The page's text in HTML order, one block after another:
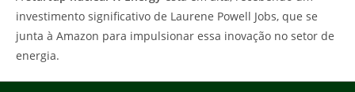
post:
investimento significativo de Laurene Powell Jobs, que se
junta à Amazon para impulsionar essa inovação no setor de
energia.